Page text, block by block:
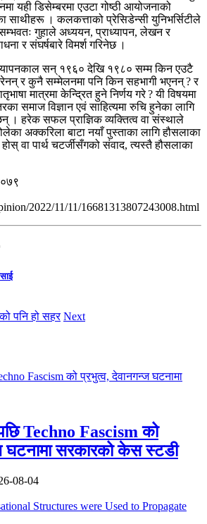
यही डिसेम्बरमा एउटा गोष्ठी आयोजनाको
साथीहरू । कलकत्ताको प्रेसिडेन्सी युनिभर्सिटीले
गुहाले अध्ययन, प्राध्यापन, लेखन र
र संघर्षबारे विमर्श गरिनेछ ।
सन् १९६० देखि १९८० सम्म किन एउटै
र कुनै सम्मेलनमा पनि किन सहभागी भएनन् ? र
मात्रमा केन्द्रित हुने निर्णय गरे ? यी विषयमा
समाज विज्ञान एवं साहित्यमा रुचि हुनेका लागि
। हरेक सफल प्राज्ञिक व्यक्तित्व वा संस्थाले
अक्करिला बाटा नयाँ पुस्ताका लागि हौसलाका
वा पार्थ चटर्जीसँगको संवाद, त्यस्तै हौसलाका
2022/11/11/16681313807243008.html
पनि हो सहर Next
Techno Fascism को
घटनामा सरकारको केस स्टडी
08-04